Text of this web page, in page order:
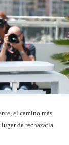
el camino más
de rechazarla